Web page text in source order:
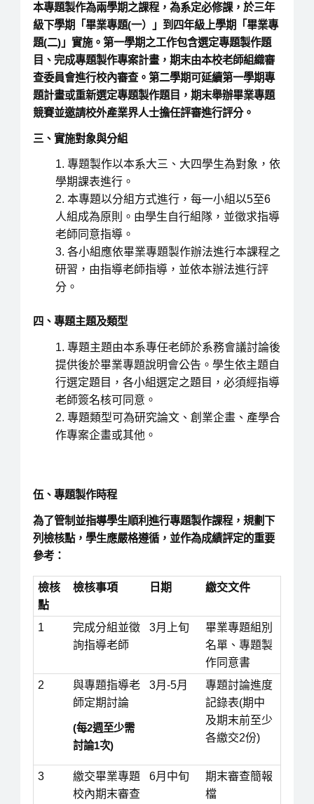
本專題製作為兩學期之課程，為系定必修課，於三年
級下學期「畢業專題(一）」到四年級上學期「畢業專
題(二)」實施。第一學期之工作包含選定專題製作題
目、完成專題製作專案計畫，期末由本校老師組織審
查委員會進行校內審查。第二學期可延續第一學期專
題計畫或重新選定專題製作題目，期末舉辦畢業專題
競賽並邀請校外產業界人士擔任評審進行評分。
三、實施對象與分組
專題製作以本系大三、大四學生為對象，依
學期課表進行。
本專題以分組方式進行，每一小組以5至6
人組成為原則。由學生自行組隊，並徵求指導
老師同意指導。
各小組應依畢業專題製作辦法進行本課程之
研習，由指導老師指導，並依本辦法進行評
分。
四、專題主題及類型
專題主題由本系專任老師於系務會議討論後
提供後於畢業專題說明會公告。學生依主題自
行選定題目，各小組選定之題目，必須經指導
老師簽名核可同意。
專題類型可為研究論文、創業企畫、產學合
作專案企畫或其他。
伍、專題製作時程
為了管制並指導學生順利進行專題製作課程，規劃下
列檢核點，學生應嚴格遵循，並作為成績評定的重要
參考：
檢核
點
檢核事項 日期 繳交文件
1
完成分組並徵
詢指導老師
3月上旬
畢業專題組別
名單、專題製
作同意書
2
與專題指導老
師定期討論
(每2週至少需
討論1次)
3月-5月
專題討論進度
記錄表(期中
及期末前至少
各繳交2份)
3
繳交畢業專題
校內期末審查
6月中旬
期末審查簡報
檔